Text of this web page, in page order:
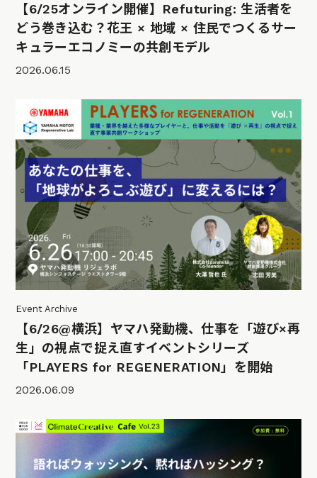
【6/25オンライン開催】Refuturing: 生活者を
どう巻き込む？花王 × 地域 × 住民でつくるサー
キュラーエコノミーの共創モデル
2026.06.15
Event Archive
【6/26@横浜】ヤマハ発動機、仕事を「遊び×再
生」の視点で捉え直すイベントシリーズ
「PLAYERS for REGENERATION」を開始
2026.06.09